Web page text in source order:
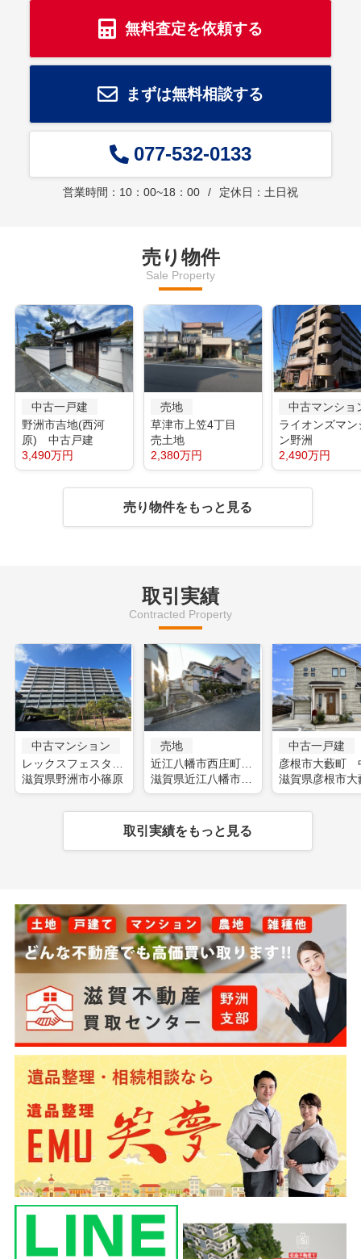
無料査定を依頼する
まずは無料相談する
077-532-0133
営業時間：10：00~18：00 定休日：土日祝
売り物件
Sale Property
中古一戸建
野洲市吉地(西河
原) 中古戸建
3,490万円
売地
草津市上笠4丁目
売土地
2,380万円
中古マンショ
ライオンズマン
ン野洲
2,490万円
売り物件をもっと見る
取引実績
Contracted Property
中古マンション
滋賀県野洲市小篠原
売地
近江八幡市西庄町 土地
滋賀県近江八幡市西庄町
中古一戸建
滋賀県彦根市大
取引実績をもっと見る